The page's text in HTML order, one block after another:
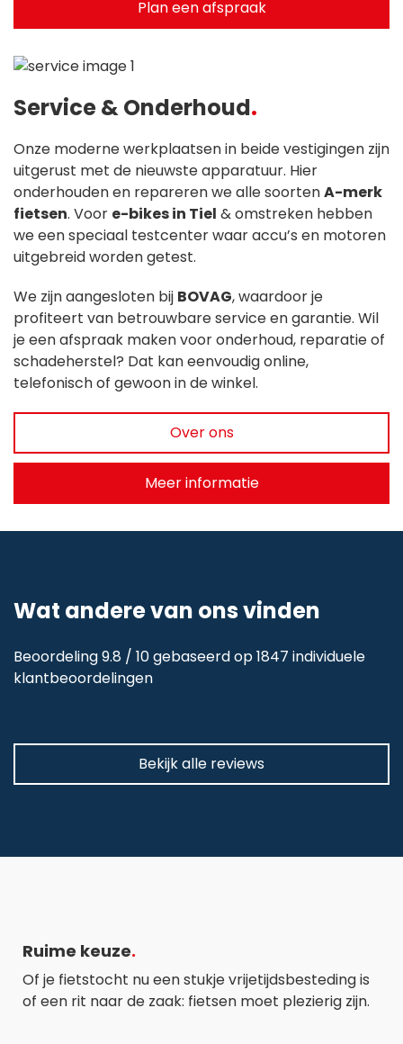
Plan een afspraak
Service & Onderhoud
Onze moderne werkplaatsen in beide vestigingen zijn
uitgerust met de nieuwste apparatuur. Hier
onderhouden en repareren we alle soortenA-merk
fietsen. Voor e-bikes in Tiel & omstreken hebben
we een speciaal testcenter waar accu’s en motoren
uitgebreid worden getest.
We zijn aangesloten bij BOVAG, waardoor je
profiteert van betrouwbare service en garantie. Wil
je een afspraak maken voor onderhoud, reparatie of
schadeherstel? Dat kan eenvoudig online,
telefonisch of gewoon in de winkel.
Over ons
Meer informatie
Wat andere van ons vinden
Beoordeling 9.8 / 10 gebaseerd op 1847 individuele
klantbeoordelingen
Bekijk alle reviews
Ruime keuze
Of je fietstocht nu een stukje vrijetijdsbesteding is
of een rit naar de zaak: fietsen moet plezierig zijn.